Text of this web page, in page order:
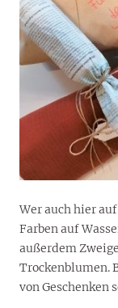
Wer auch hier
Farben auf
außerdem
Trockenblumen.
von Geschenken